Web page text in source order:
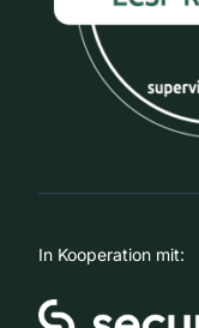
In Kooperation mit: